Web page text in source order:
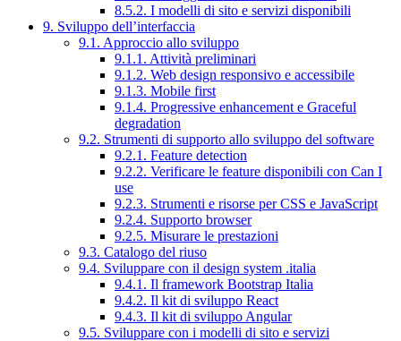
8.5.2. I modelli di sito e servizi disponibili
9. Sviluppo dell’interfaccia
9.1. Approccio allo sviluppo
9.1.1. Attività preliminari
9.1.2. Web design responsivo e accessibile
9.1.3. Mobile first
9.1.4. Progressive enhancement e Graceful
degradation
9.2. Strumenti di supporto allo sviluppo del software
9.2.1. Feature detection
9.2.2. Verificare le feature disponibili con Can I
use
9.2.3. Strumenti e risorse per CSS e JavaScript
9.2.4. Supporto browser
9.2.5. Misurare le prestazioni
9.3. Catalogo del riuso
9.4. Sviluppare con il design system .italia
9.4.1. Il framework Bootstrap Italia
9.4.2. Il kit di sviluppo React
9.4.3. Il kit di sviluppo Angular
9.5. Sviluppare con i modelli di sito e servizi